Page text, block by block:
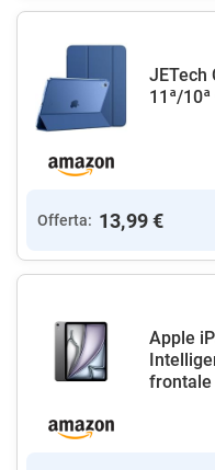
JETech
11ª/
Offerta: 13,99 €
Apple
frontale